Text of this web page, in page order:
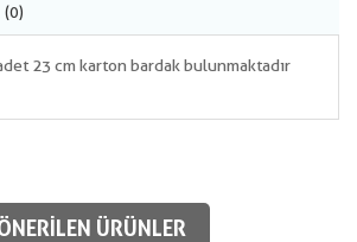
(0)
23 cm karton bardak bulunmaktadır
ÜRÜNLER